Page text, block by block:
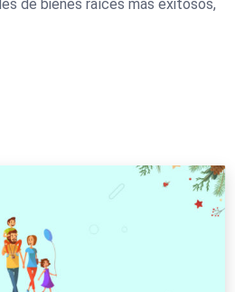
de bienes raíces más exitosos,